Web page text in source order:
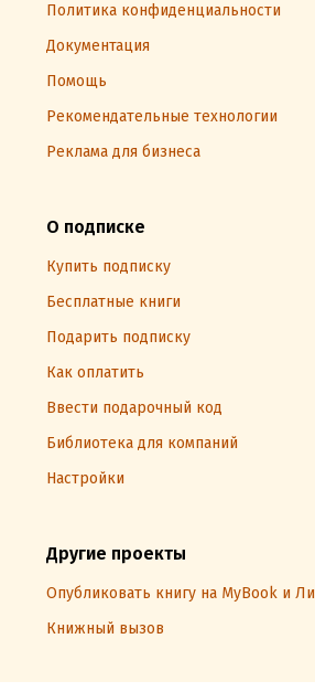
Политика конфиденциальности
Документация
Помощь
Рекомендательные технологии
Реклама для бизнеса
О подписке
Купить подписку
Бесплатные книги
Подарить подписку
Как оплатить
Ввести подарочный код
Библиотека для компаний
Настройки
Другие проекты
Опубликовать книгу на MyBook и
Книжный вызов